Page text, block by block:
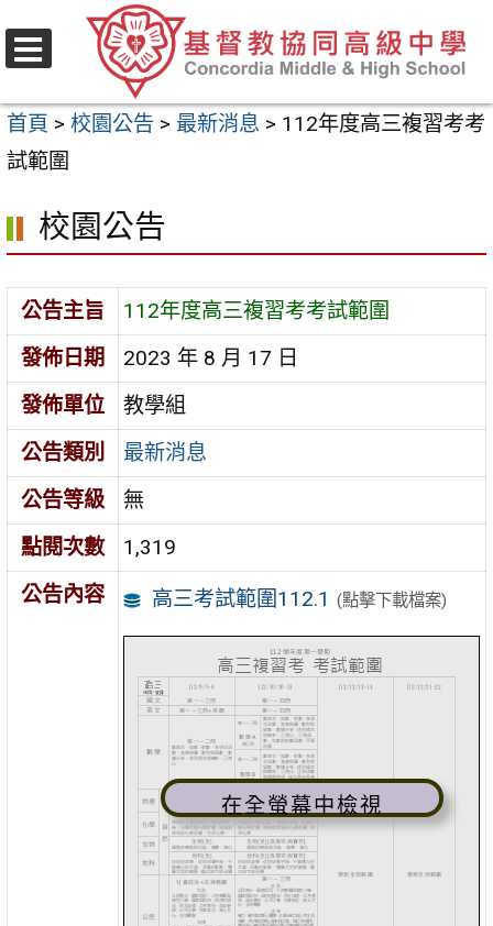
至
要
內
區
首頁 > 校園公告 > 最新消息 > 112年度高三複習考考
試範圍
校園公告
公告主旨
112年度高三複習考考試範圍
發佈日期
2023 年 8 月 17 日
發佈單位
教學組
公告類別
最新消息
公告等級
無
點閱次數
1,319
公告內容
高三考試範圍112.1 (點擊下載檔案)
在全螢幕中檢視
選
單